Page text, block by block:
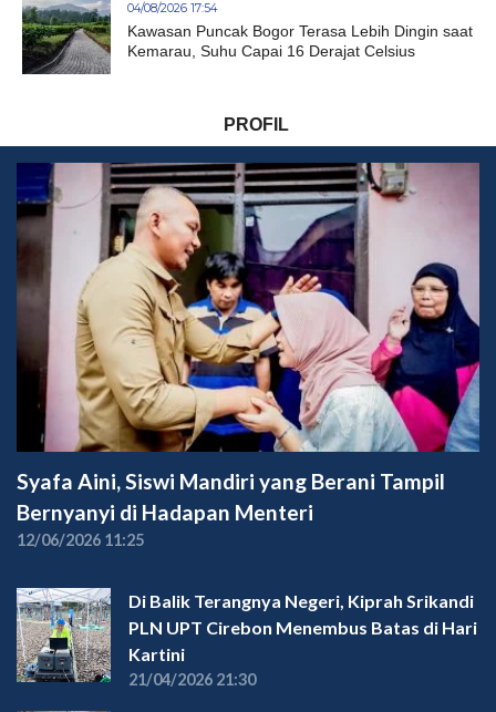
04/08/2026 17:54
Kawasan Puncak Bogor Terasa Lebih Dingin saat
Kemarau, Suhu Capai 16 Derajat Celsius
PROFIL
Syafa Aini, Siswi Mandiri yang Berani Tampil
Bernyanyi di Hadapan Menteri
12/06/2026 11:25
Di Balik Terangnya Negeri, Kiprah Srikandi
PLN UPT Cirebon Menembus Batas di Hari
Kartini
21/04/2026 21:30